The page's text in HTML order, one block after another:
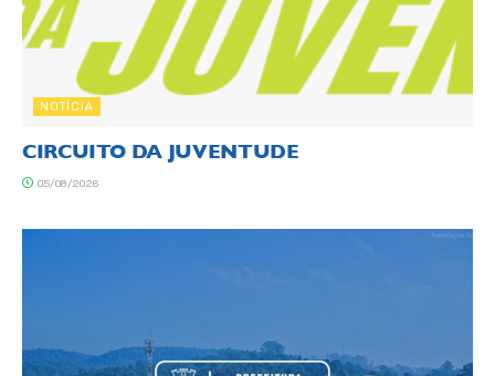
NOTÍCIA
CIRCUITO DA JUVENTUDE
05/08/2026